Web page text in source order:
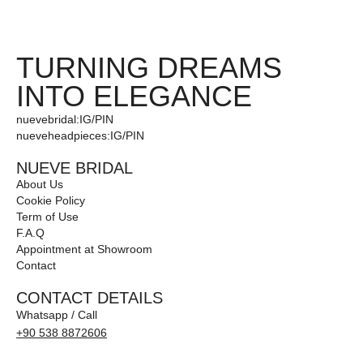
TURNING DREAMS
INTO ELEGANCE
nuevebridal:IG/PIN
nueveheadpieces:IG/PIN
NUEVE BRIDAL
About Us
Cookie Policy
Term of Use
F.A.Q
Appointment at Showroom
Contact
CONTACT DETAILS
Whatsapp / Call
+90 538 8872606